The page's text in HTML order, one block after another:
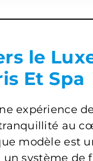
le
Et Spa
expérience
au
modèle
système